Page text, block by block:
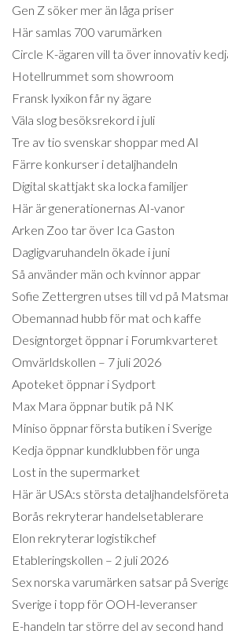
Gen Z söker mer än låga priser
Här samlas 700 varumärken
Circle K-ägaren vill ta över innovativ
Hotellrummet som showroom
Fransk lyxikon får ny ägare
Väla slog besöksrekord i juli
Tre av tio svenskar shoppar med AI
Färre konkurser i detaljhandeln
Digital skattjakt ska locka familjer
Här är generationernas AI-vanor
Arken Zoo tar över Ica Gaston
Dagligvaruhandeln ökade i juni
Så använder män och kvinnor appar
Sofie Zettergren utses till vd på
Obemannad hubb för mat och kaffe
Designtorget öppnar i Forumkvarteret
Omvärldskollen – 7 juli 2026
Apoteket öppnar i Sydport
Max Mara öppnar butik på NK
Miniso öppnar första butiken i Sverige
Kedja öppnar kundklubben för unga
Lost in the supermarket
Här är USA:s största
Borås rekryterar handelsetablerare
Elon rekryterar logistikchef
Etableringskollen – 2 juli 2026
Sex norska varumärken satsar på
Sverige i topp för OOH-leveranser
E-handeln tar större del av second hand